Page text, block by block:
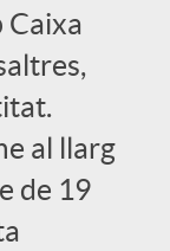
Caixa
al llarg
de 19